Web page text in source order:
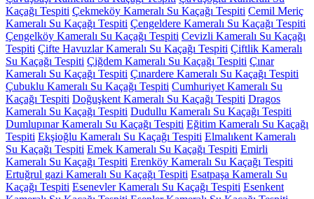
Kaçağı Tespiti Çekmeköy Kameralı Su Kaçağı Tespiti Cemil Meriç
Kameralı Su Kaçağı Tespiti Çengeldere Kameralı Su Kaçağı Tespiti
Çengelköy Kameralı Su Kaçağı Tespiti Cevizli Kameralı Su Kaçağı
Tespiti Çifte Havuzlar Kameralı Su Kaçağı Tespiti Çiftlik Kameralı
Su Kaçağı Tespiti Çiğdem Kameralı Su Kaçağı Tespiti Çınar
Kameralı Su Kaçağı Tespiti Çınardere Kameralı Su Kaçağı Tespiti
Çubuklu Kameralı Su Kaçağı Tespiti Cumhuriyet Kameralı Su
Kaçağı Tespiti Doğuşkent Kameralı Su Kaçağı Tespiti Dragos
Kameralı Su Kaçağı Tespiti Dudullu Kameralı Su Kaçağı Tespiti
Dumlupınar Kameralı Su Kaçağı Tespiti Eğitim Kameralı Su Kaçağı
Tespiti Ekşioğlu Kameralı Su Kaçağı Tespiti Elmalıkent Kameralı
Su Kaçağı Tespiti Emek Kameralı Su Kaçağı Tespiti Emirli
Kameralı Su Kaçağı Tespiti Erenköy Kameralı Su Kaçağı Tespiti
Ertuğrul gazi Kameralı Su Kaçağı Tespiti Esatpaşa Kameralı Su
Kaçağı Tespiti Esenevler Kameralı Su Kaçağı Tespiti Esenkent